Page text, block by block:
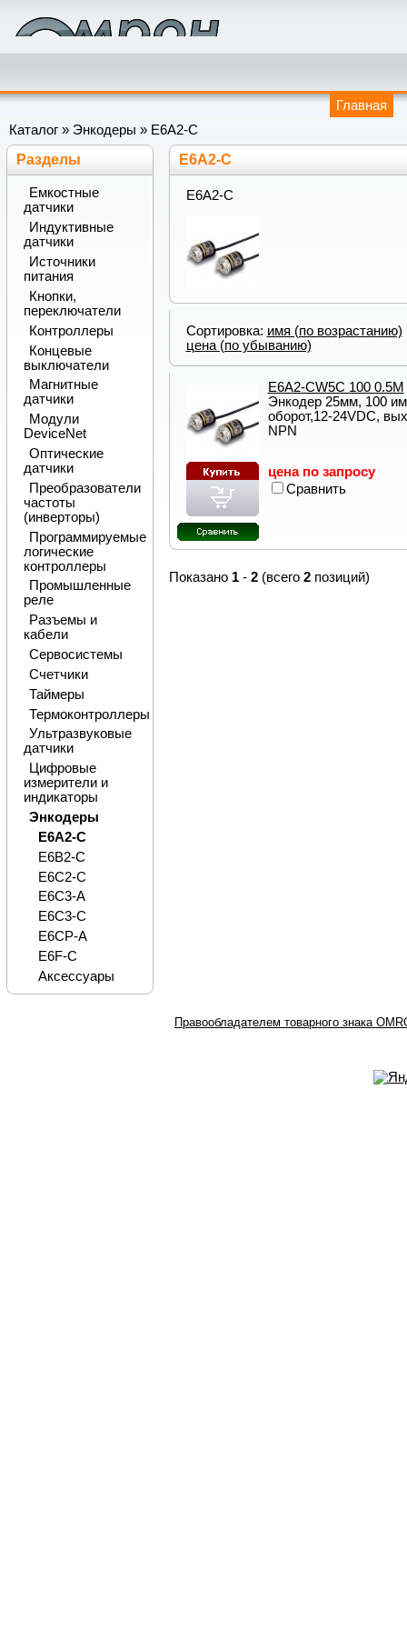
Главная
Каталог » Энкодеры » E6A2-C
E6A2-C
E6A2-C
Сортировка: имя (по возрастанию)
цена (по убыванию)
E6A2-CW5C 100 0.5M
Энкодер 25мм, 100
оборот,12-24VDC,
NPN
цена по запросу
Сравнить
Показано 1 -2 (всего2 позиций)
Разделы
Емкостные
датчики
Индуктивные
датчики
Источники
питания
Кнопки,
переключатели
Контроллеры
Концевые
выключатели
Магнитные
датчики
Модули
DeviceNet
Оптические
датчики
Преобразователи
частоты
(инверторы)
Программируемые
логические
контроллеры
Промышленные
реле
Разъемы и
кабели
Сервосистемы
Счетчики
Таймеры
Термоконтроллеры
Ультразвуковые
датчики
Цифровые
измерители и
индикаторы
Энкодеры
E6A2-C
E6B2-C
E6C2-C
E6C3-A
E6C3-C
E6CP-A
E6F-C
Аксессуары
Правообладателем товарного знака